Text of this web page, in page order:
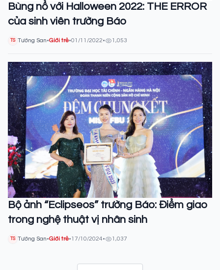
Bùng nổ với Halloween 2022: THE ERROR
của sinh viên trường Báo
TS Tường San•Giới trẻ•01/11/2022• 1,053
Bộ ảnh “Eclipseos” trường Báo: Điểm giao
trong nghệ thuật vị nhân sinh
TS Tường San•Giới trẻ•17/10/2024• 1,037